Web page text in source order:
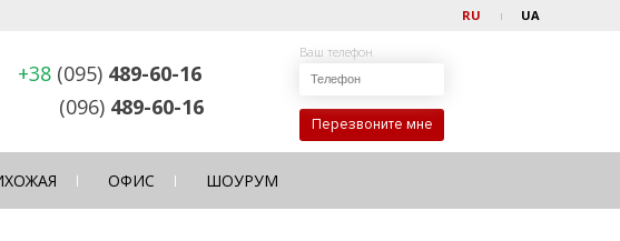
RU UA
+38 (095) 489-60-16
(096) 489-60-16
Ваш телефон
Перезвоните мне
ОФИС ШОУРУМ